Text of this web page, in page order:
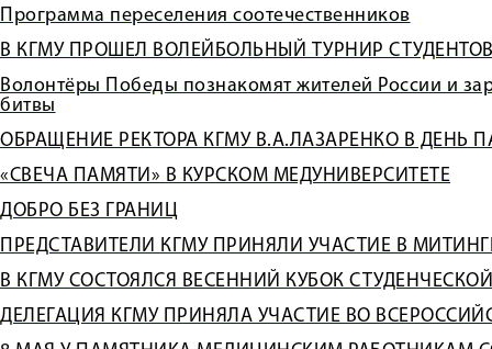
Программа переселения соотечественников
В КГМУ ПРОШЕЛ ВОЛЕЙБОЛЬНЫЙ ТУРНИР
Волонтёры Победы познакомят жителей России и
битвы
ОБРАЩЕНИЕ РЕКТОРА КГМУ В.А.ЛАЗАРЕНКО В ДЕНЬ
«СВЕЧА ПАМЯТИ» В КУРСКОМ МЕДУНИВЕРСИТЕТЕ
ДОБРО БЕЗ ГРАНИЦ
ПРЕДСТАВИТЕЛИ КГМУ ПРИНЯЛИ УЧАСТИЕ В
В КГМУ СОСТОЯЛСЯ ВЕСЕННИЙ КУБОК
ДЕЛЕГАЦИЯ КГМУ ПРИНЯЛА УЧАСТИЕ ВО